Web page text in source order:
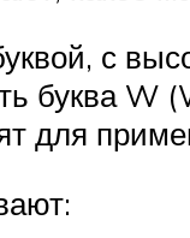
с
буква W
для